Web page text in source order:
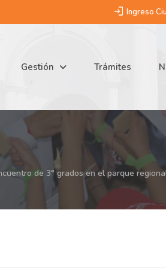
login Ingreso
Gestión Trámites
de 3° grados en el parque